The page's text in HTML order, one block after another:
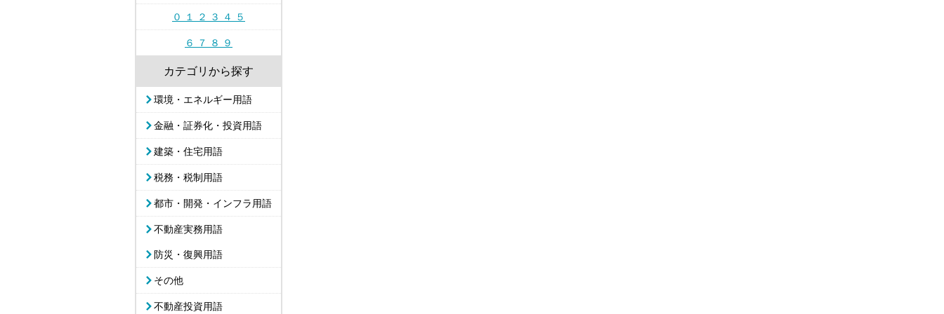
０ １ ２ ３ ４ ５
６ ７ ８ ９
カテゴリから探す
環境・エネルギー用語
金融・証券化・投資用語
建築・住宅用語
税務・税制用語
都市・開発・インフラ用語
不動産実務用語
防災・復興用語
その他
不動産投資用語